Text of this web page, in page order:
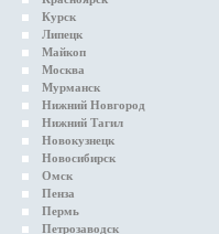
Курск
Липецк
Майкоп
Москва
Мурманск
Нижний Новгород
Нижний Тагил
Новокузнецк
Новосибирск
Омск
Пенза
Пермь
Петрозаводск